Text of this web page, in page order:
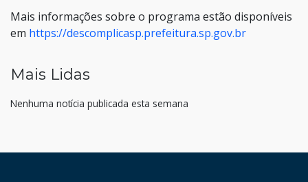
Mais informações sobre o programa estão disponíveis
em https://descomplicasp.prefeitura.sp.gov.br
Mais Lidas
Nenhuma notícia publicada esta semana